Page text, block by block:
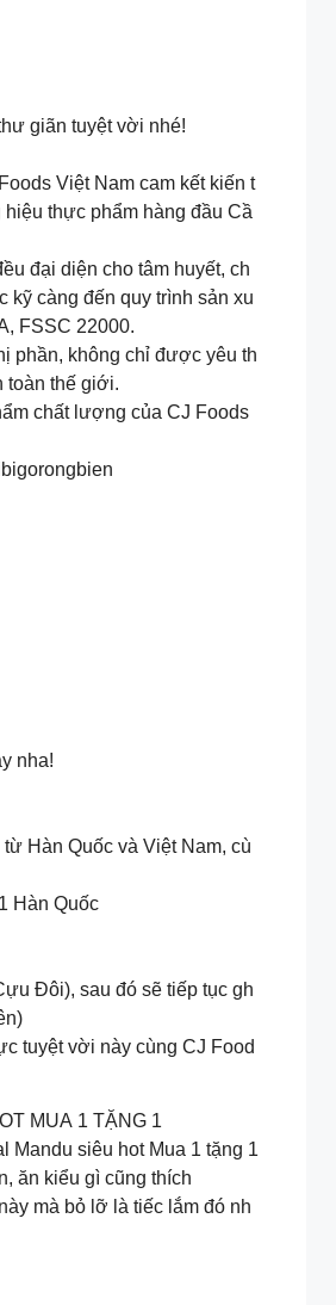
giãn tuyệt vời nhé!
Việt Nam cam kết kiến t
thực phẩm hàng đầu Cầ
đại diện cho tâm huyết, ch
càng đến quy trình sản xu
FSSC 22000.
phần, không chỉ được yêu th
toàn thế giới.
chất lượng của CJ Foods
nha!
Hàn Quốc và Việt Nam, cù
Hàn Quốc
Đôi), sau đó sẽ tiếp tục gh
tuyệt vời này cùng CJ Food
MUA 1 TẶNG 1
Mandu siêu hot Mua 1 tặng 1
ăn kiểu gì cũng thích
mà bỏ lỡ là tiếc lắm đó nh